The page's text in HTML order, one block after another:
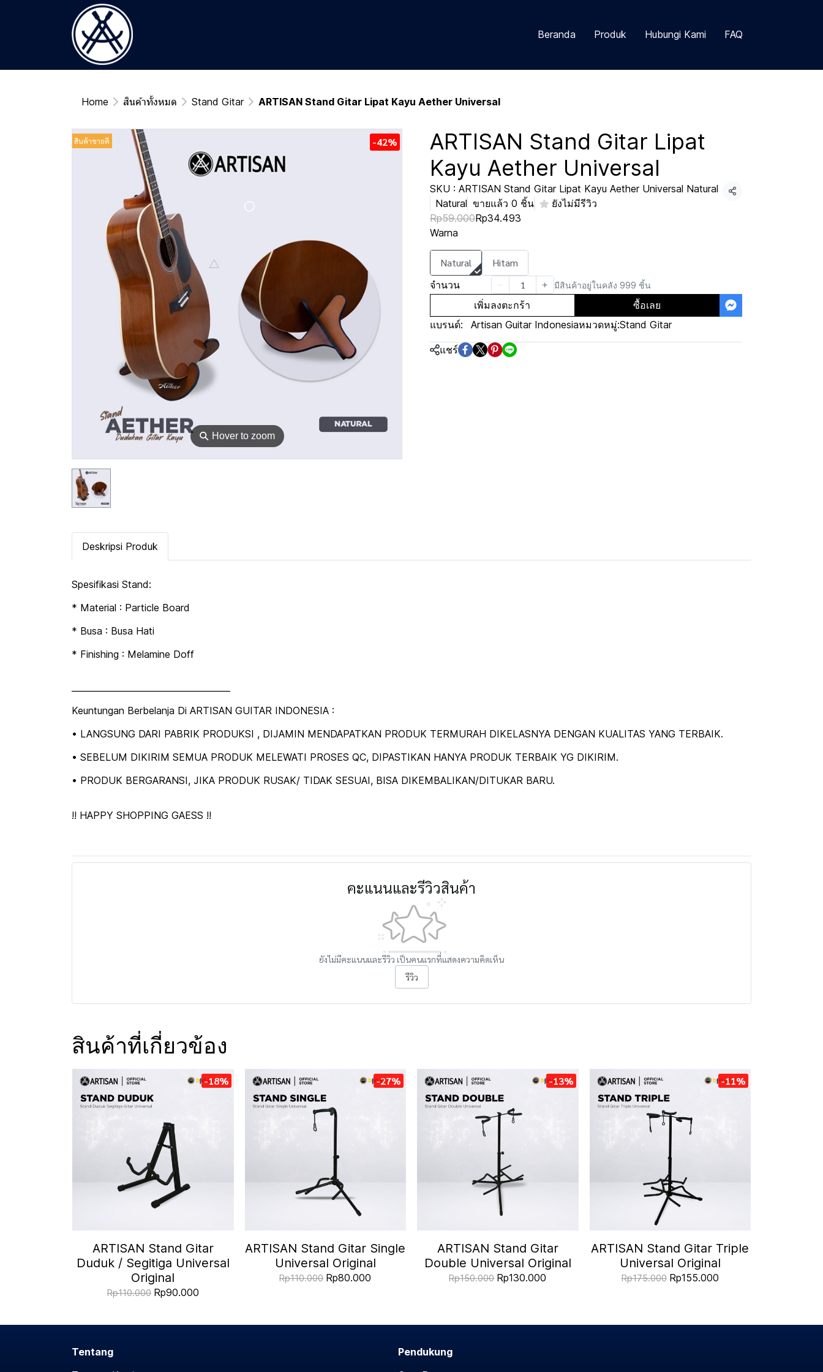
Beranda Produk Hubungi Kami FAQ
Home สินค้าทั้งหมด Stand Gitar ARTISAN Stand Gitar Lipat Kayu Aether Universal
⚲ Hover to zoom
สินค้าขายดี -42%
ARTISAN Stand Gitar Lipat
Kayu Aether Universal
SKU : ARTISAN Stand Gitar Lipat Kayu Aether Universal Natural
Natural ขายแล้ว 0 ชิ้น ยังไม่มีรีวิว
แชร์
Rp59.000Rp34.493
Warna
Natural Hitam
จำนวน มีสินค้าอยู่ในคลัง 999 ชิ้น
เพิ่มลงตะกร้า
ซื้อเลย
แบรนด์:
Artisan Guitar Indonesiaหมวดหมู่:Stand Gitar
แชร์
Deskripsi Produk
Spesifikasi Stand:
* Material : Particle Board
* Busa : Busa Hati
* Finishing : Melamine Doff
Keuntungan Berbelanja Di ARTISAN GUITAR INDONESIA :
• LANGSUNG DARI PABRIK PRODUKSI , DIJAMIN MENDAPATKAN PRODUK TERMURAH DIKELASNYA DENGAN KUALITAS YANG TERBAIK.
• SEBELUM DIKIRIM SEMUA PRODUK MELEWATI PROSES QC, DIPASTIKAN HANYA PRODUK TERBAIK YG DIKIRIM.
• PRODUK BERGARANSI, JIKA PRODUK RUSAK/ TIDAK SESUAI, BISA DIKEMBALIKAN/DITUKAR BARU.
!! HAPPY SHOPPING GAESS !!
คะแนนและรีวิวสินค้า
ยังไม่มีคะแนนและรีวิว เป็นคนแรกที่แสดงความคิดเห็น
รีวิว
สินค้าที่เกี่ยวข้อง
-18%
ARTISAN Stand Gitar
Duduk / Segitiga Universal
Original
Rp110.000 Rp90.000
-27%
ARTISAN Stand Gitar Single
Universal Original
Rp110.000 Rp80.000
-13%
ARTISAN Stand Gitar
Double Universal Original
Rp150.000 Rp130.000
-11%
ARTISAN Stand Gitar Triple
Universal Original
Rp175.000 Rp155.000
Tentang
Pendukung